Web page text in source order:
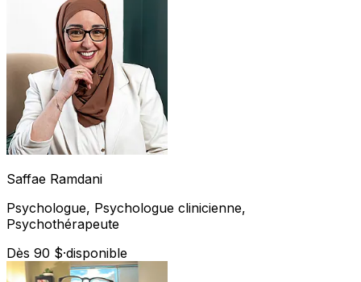
Saffae Ramdani
Psychologue, Psychologue clinicienne,
Psychothérapeute
Dès 90 $·disponible